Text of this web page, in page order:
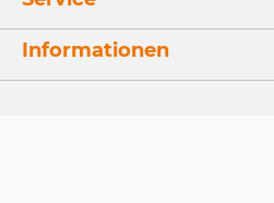
Informationen